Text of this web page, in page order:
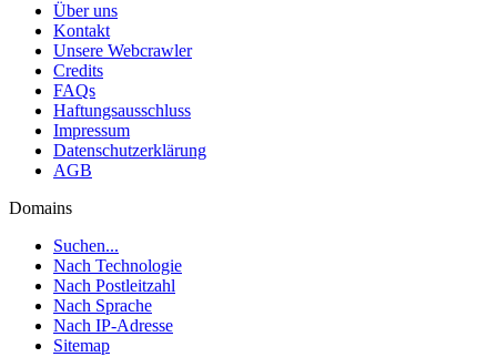
Über uns
Kontakt
Unsere Webcrawler
Credits
FAQs
Haftungsausschluss
Impressum
Datenschutzerklärung
AGB
Domains
Suchen...
Nach Technologie
Nach Postleitzahl
Nach Sprache
Nach IP-Adresse
Sitemap